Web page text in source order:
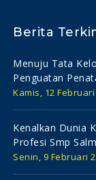
Berita
Menuju Tata
Penguatan
Kamis, 12 Februari
Kenalkan Dunia
Profesi Smp
Senin, 9 Februari